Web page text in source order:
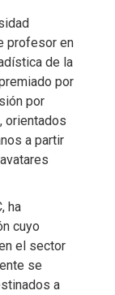
profesor en
de la
por
por
orientados
a partir
ha
cuyo
el sector
se
a